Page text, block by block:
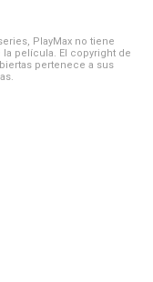
PlayMax no tiene
película. El copyright de
pertenece a sus